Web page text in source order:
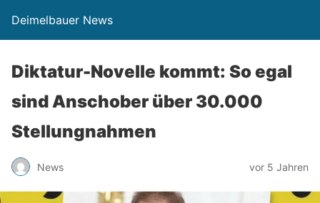
Deimelbauer News
Diktatur-Novelle kommt: So egal
sind Anschober über 30.000
Stellungnahmen
News vor 5 Jahren